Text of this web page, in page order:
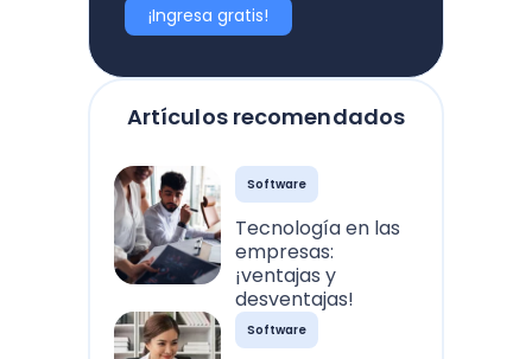
Artículos recomendados
Software
Tecnología en las
empresas:
¡ventajas y
desventajas!
Software
¡Ingresa gratis!